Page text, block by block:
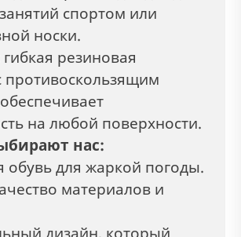
спортом или
носки.
гибкая резиновая
на любой поверхности.
нас:
обувь для жаркой погоды.
материалов и